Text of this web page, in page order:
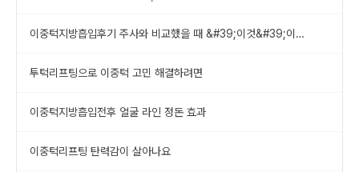
이중턱지방흡입후기 주사와 비교했을 때 &#39;이것&#39;이
투턱리프팅으로 이중턱 고민 해결하려면
이중턱지방흡입전후 얼굴 라인 정돈 효과
이중턱리프팅 탄력감이 살아나요